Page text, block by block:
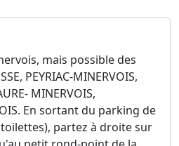
mais possible des
PEYRIAC-MINERVOIS,
MINERVOIS,
En sortant du parking de
partez à droite sur